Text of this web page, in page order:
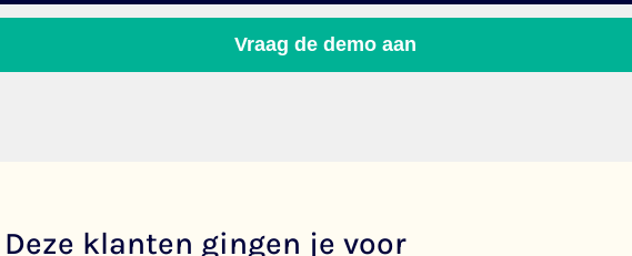
Deze klanten gingen je voor​